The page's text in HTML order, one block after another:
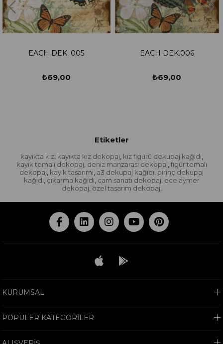
EACH DEK.006 EACH DEK.
Etiketler
kayıkta kız, kayıkta kız dekopaj, kız figürü dekupaj kağıdı,
kayık temalı dekopaj, deniz manzarası dekopaj, figür temalı
dekopaj, kayık tasarımı, a3 dekupaj kağıdı, pirinç dekupaj
kağıdı, çıkarma kağıdı, cam sanatı dekopaj, ece aymer
dekopaj, özel tasarım dekopaj,
KURUMSAL
POPÜLER KATEGORİLER